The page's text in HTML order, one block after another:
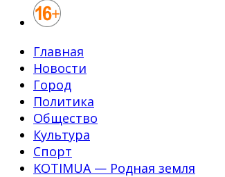
Главная
Новости
Город
Политика
Общество
Культура
Спорт
KOTIMUA — Родная земля